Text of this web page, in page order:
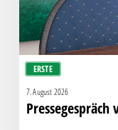
ERSTE
7. August 2026
Pressegespräch